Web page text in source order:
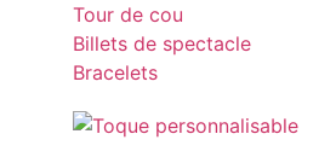
Tour de cou
Billets de spectacle
Bracelets